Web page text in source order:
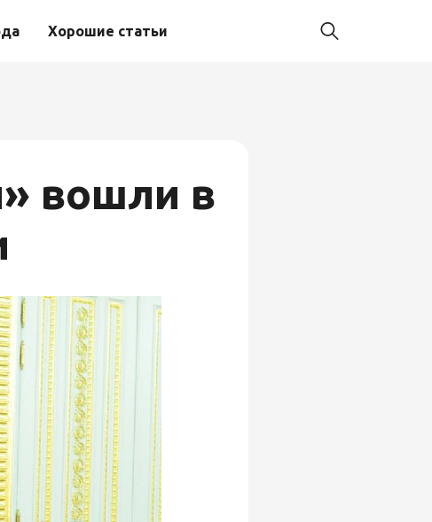
Хорошие статьи
вошли в